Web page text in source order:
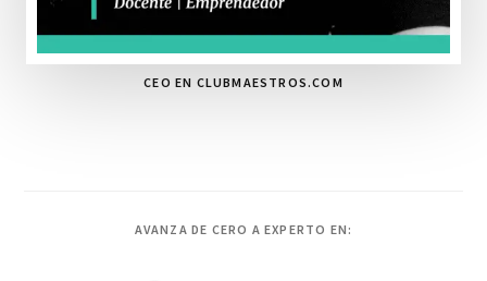
CEO EN CLUBMAESTROS.COM
AVANZA DE CERO A EXPERTO EN: